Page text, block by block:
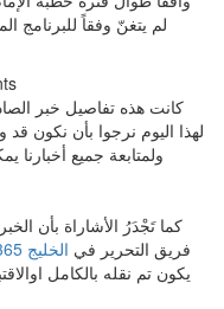
لم يتغنّ وفقاً للبرنامج
كانت هذه تفاصيل خبر
لهذا اليوم نرجوا بأن نكون قد
ولمتابعة جميع أخبارنا
كما تَجْدَرُ الأشاراة بأن
فريق التحرير في الخليج 365
يكون تم نقله بالكامل